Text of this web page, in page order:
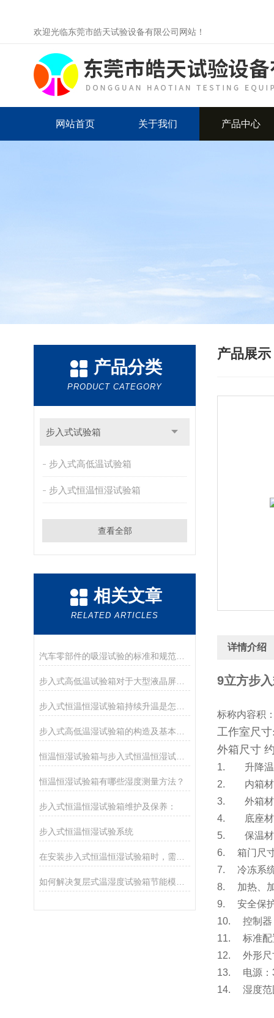
欢迎光临东莞市皓天试验设备有限公司网站！
网站首页 关于我们 产品中心
产品分类
PRODUCT CATEGORY
步入式试验箱
步入式高低温试验箱
步入式恒温恒湿试验箱
查看全部
相关文章
RELATED ARTICLES
汽车零部件的吸湿试验的标准和规范有哪些？
恒温恒湿试验箱有哪些湿度测量方法？
步入式恒温恒湿试验箱维护及保养：
步入式恒温恒湿试验系统
产品展示
详情介绍
9立方步
标称内容积
工作室尺
外箱尺寸
1. 升降温
2. 内箱材
3. 外箱材
4. 底座材
5. 保温材
6. 箱门尺
7. 冷冻系统
8. 加热、加
9. 安全保护
10. 控制器
11. 标准配
12. 外形尺
13. 电源：
14. 湿度范